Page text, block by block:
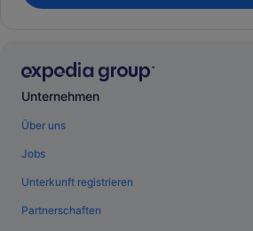
Unternehmen
Über uns
Jobs
Unterkunft registrieren
Partnerschaften